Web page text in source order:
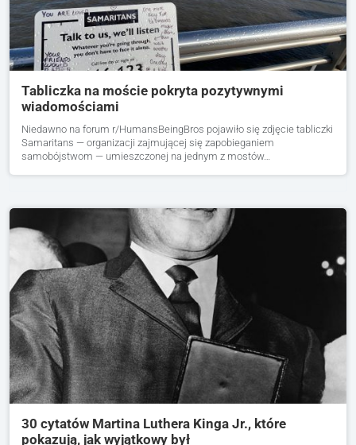
Tabliczka na moście pokryta pozytywnymi
wiadomościami
Niedawno na forum r/HumansBeingBros pojawiło się zdjęcie tabliczki
Samaritans — organizacji zajmującej się zapobieganiem
samobójstwom — umieszczonej na jednym z mostów…
30 cytatów Martina Luthera Kinga Jr., które
pokazują, jak wyjątkowy był